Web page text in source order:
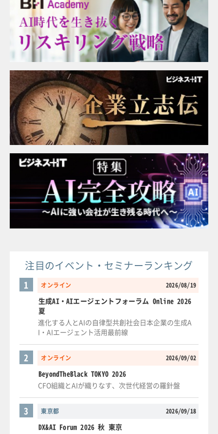
注目のイベント・セミナーランキング
オンライン 2026/08/19
1
生成AI・AIエージェントフォーラム Online 2026
夏
進化する人とAIの自律型共創社会日本企業の生成A
I・AIエージェント活用最前線
オンライン 2026/09/02
2
BeyondTheBlack TOKYO 2026
CFO組織とAIが織りなす、次世代経営の羅針盤
東京都 2026/09/18
3
DX&AI Forum 2026 秋 東京